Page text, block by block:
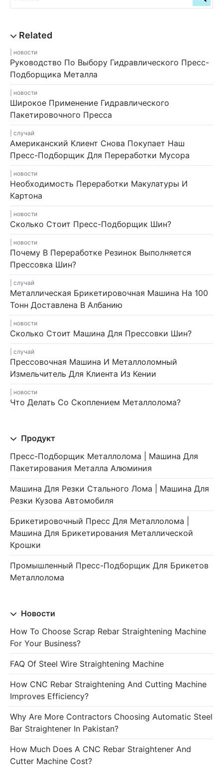
новости
Руководство По Выбору Гидравлического Пресс-
Подборщика Металла
новости
Широкое Применение Гидравлического
Пакетировочного Пресса
случай
Американский Клиент Снова Покупает Наш
Пресс-Подборщик Для Переработки Мусора
новости
Необходимость Переработки Макулатуры И
Картона
новости
Сколько Стоит Пресс-Подборщик Шин?
новости
Почему В Переработке Резинок Выполняется
Прессовка Шин?
случай
Металлическая Брикетировочная Машина На 100
Тонн Доставлена В Албанию
новости
Сколько Стоит Машина Для Прессовки Шин?
случай
Прессовочная Машина И Металлоломный
Измельчитель Для Клиента Из Кении
новости
Что Делать Со Скоплением Металлолома?
Продукт
Пресс-Подборщик Металлолома | Машина Для
Пакетирования Металла Алюминия
Машина Для Резки Стального Лома | Машина Для
Резки Кузова Автомобиля
Брикетировочный Пресс Для Металлолома |
Машина Для Брикетирования Металлической
Крошки
Промышленный Пресс-Подборщик Для Брикетов
Металлолома
Новости
How To Choose Scrap Rebar Straightening Machine
For Your Business?
FAQ Of Steel Wire Straightening Machine
How CNC Rebar Straightening And Cutting Machine
Improves Efficiency?
Why Are More Contractors Choosing Automatic Steel
Bar Straightener In Pakistan?
How Much Does A CNC Rebar Straightener And
Cutter Machine Cost?